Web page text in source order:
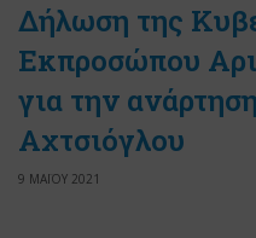
Δήλωση της
Εκπροσώπου
για την
Αχτσιόγλου
9 ΜΑΪΟΥ 2021